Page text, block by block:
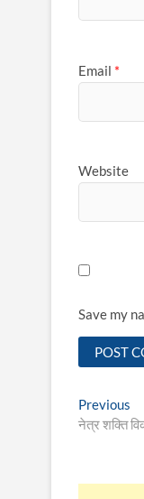
Email *
Website
Save my
Post
Previous
नेत्र शक्ति